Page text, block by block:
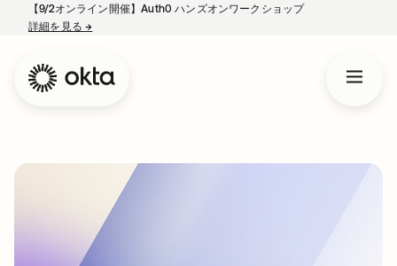
【9/2オンライン開催】Auth0 ハンズオンワークショップ
詳細を見る→